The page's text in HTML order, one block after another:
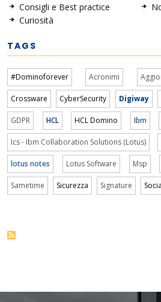
Consigli e Best practice
Curiosità
TAGS
#Dominoforever Acronimi
Crossware CyberSecurity Digiway
GDPR HCL HCL Domino Ibm
Ics - Ibm Collaboration Solutions (Lotus)
lotus notes Lotus Software Msp
Sametime Sicurezza Signature